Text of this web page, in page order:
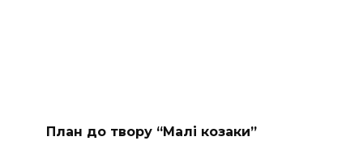
План до твору “Малі козаки”